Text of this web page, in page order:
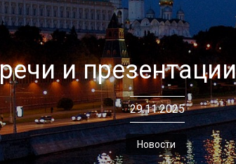
и
29.11.2025
Новости